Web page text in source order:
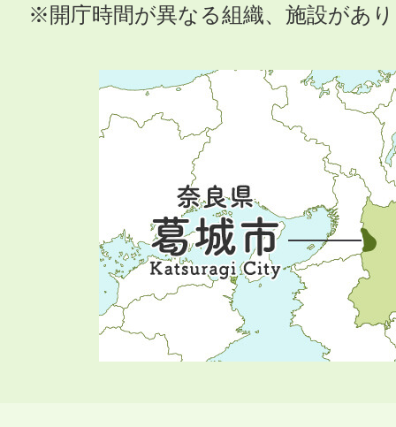
※開庁時間が異なる組織、施設があ